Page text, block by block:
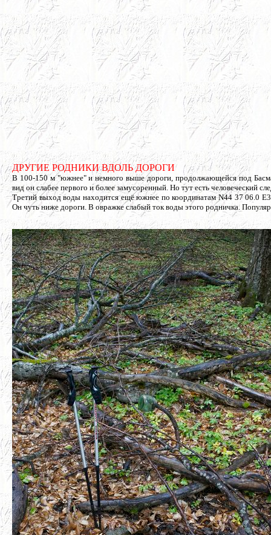
ДРУГИЕ РОДНИКИ ВДОЛЬ ДОРОГИ
В 100-150 м "южнее" и немного выше дороги, продолжающейся под
вид он слабее первого и более замусоренный. Но тут есть человеческий
Третий выход воды находится ещё южнее по координатам N44 37 06.0
Он чуть ниже дороги. В овражке слабый ток воды этого родничка.